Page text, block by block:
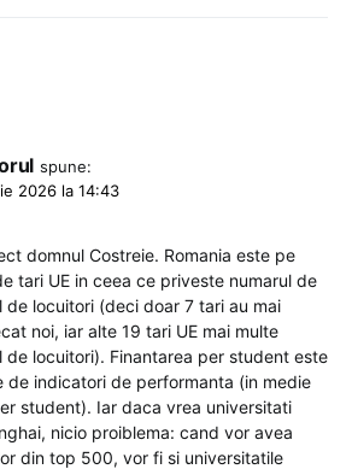
spune:
2026 la 14:43
domnul Costreie. Romania este pe
tari UE in ceea ce priveste numarul de
de locuitori (deci doar 7 tari au mai
noi, iar alte 19 tari UE mai multe
de locuitori). Finantarea per student este
de indicatori de performanta (in medie
student). Iar daca vrea universitati
nicio proiblema: cand vor avea
din top 500, vor fi si universitatile